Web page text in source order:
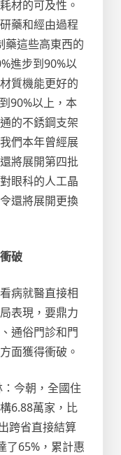
材的可及性。
藥和經由過程
藥這些高東西的
進步到90%以
質機能更好的
90%以上，本
的不銹鋼支架
們本年曾經展
將展開第四批
眼科的人工晶
還將展開更換
破
病就醫直接相
表現，要鼎力
通俗門診和門
面獲得衝破。
今朝，全國住
6.88萬家，比
跨省直接結算
了65%，累計惠